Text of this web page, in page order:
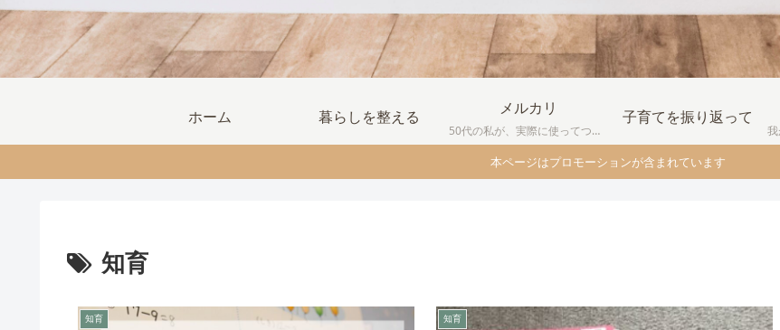
ホーム 暮らしを整える
メルカリ
50代の私が、実際に使ってつまずいたり、失敗したりしながら学んだ メルカリの体験談をまとめています。
子育てを振り返って
本ページはプロモーションが含まれています
知育
知育 知育